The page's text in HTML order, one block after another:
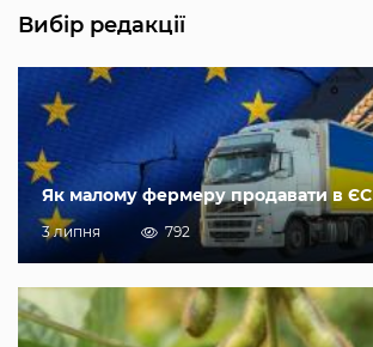
Вибір редакції
Як малому фермеру продавати в ЄС
3 липня 792